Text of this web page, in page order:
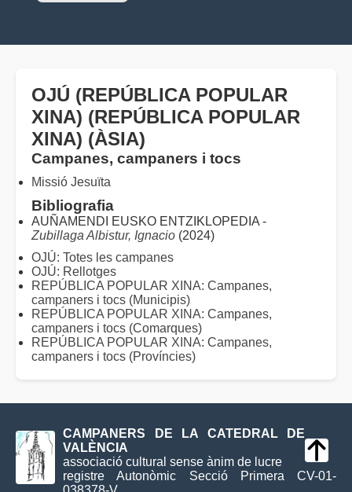
OJÚ (REPÚBLICA POPULAR
XINA) (REPÚBLICA POPULAR
XINA) (ÀSIA)
Campanes, campaners i tocs
Missió Jesuïta
Bibliografia
AUÑAMENDI EUSKO ENTZIKLOPEDIA -
Zubillaga Albistur, Ignacio (2024)
OJÚ: Totes les campanes
OJÚ: Rellotges
REPÚBLICA POPULAR XINA: Campanes,
campaners i tocs (Municipis)
REPÚBLICA POPULAR XINA: Campanes,
campaners i tocs (Comarques)
REPÚBLICA POPULAR XINA: Campanes,
campaners i tocs (Províncies)
CAMPANERS DE LA CATEDRAL DE
VALÈNCIA
associació cultural sense ànim de lucre
registre Autonòmic Secció Primera CV-01-